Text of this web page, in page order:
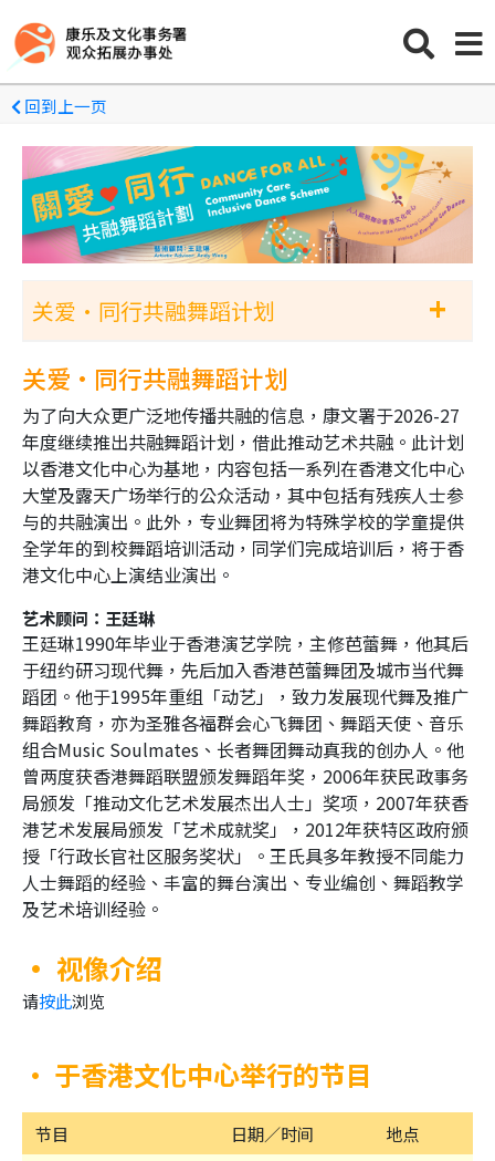
回到上一页
关爱•同行共融舞蹈计划 +
2026-27关爱•同行共融舞蹈计划
档案室—2025-26关爱•同行共融舞蹈计划
（已完结）
档案室—2024-25关爱•同行共融舞蹈计划
（已完结）
关爱•同行共融舞蹈计划
为了向大众更广泛地传播共融的信息，康文署于2026-27
年度继续推出共融舞蹈计划，借此推动艺术共融。此计划
以香港文化中心为基地，内容包括一系列在香港文化中心
大堂及露天广场举行的公众活动，其中包括有残疾人士参
与的共融演出。此外，专业舞团将为特殊学校的学童提供
全学年的到校舞蹈培训活动，同学们完成培训后，将于香
港文化中心上演结业演出。
艺术顾问：王廷琳
王廷琳1990年毕业于香港演艺学院，主修芭蕾舞，他其后
于纽约研习现代舞，先后加入香港芭蕾舞团及城市当代舞
蹈团。他于1995年重组「动艺」，致力发展现代舞及推广
舞蹈教育，亦为圣雅各福群会心飞舞团、舞蹈天使、音乐
组合Music Soulmates 、长者舞团舞动真我的创办人。他
曾两度获香港舞蹈联盟颁发舞蹈年奖， 2006年获民政事务
局颁发「推动文化艺术发展杰出人士」奖项， 2007年获香
港艺术发展局颁发「艺术成就奖」， 2012年获特区政府颁
授「行政长官社区服务奖状」。王氏具多年教授不同能力
人士舞蹈的经验、丰富的舞台演出、专业编创、舞蹈教学
及艺术培训经验。
• 视像介绍
请按此浏览
• 于香港文化中心举行的节目
节目 日期／时间
地点